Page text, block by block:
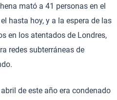
mató a 41 personas en el
hasta hoy, y a la espera de las
en los atentados de Londres,
redes subterráneas de
de este año era condenado